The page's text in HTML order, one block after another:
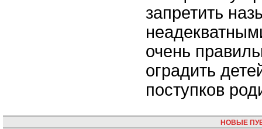
запретить
очень
оградить
поступков
НОВЫЕ